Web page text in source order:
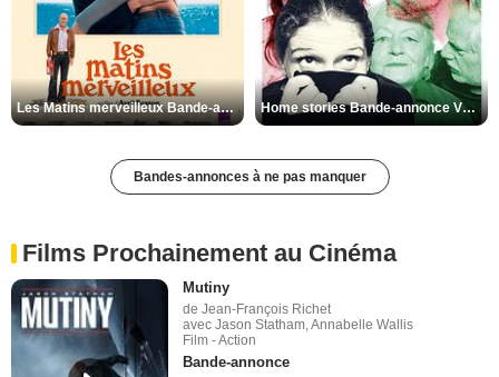
Les Matins merveilleux Bande-annonce VF Home stories Bande-annonce VO STFR
Bandes-annonces à ne pas manquer
Films Prochainement au Cinéma
Mutiny
de Jean-François Richet
avec Jason Statham, Annabelle Wallis
Film - Action
Bande-annonce